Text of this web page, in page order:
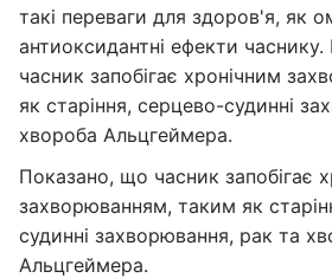
такі переваги для здоров'я, як
антиоксидантні ефекти
часник запобігає хронічним
як старіння, серцево-судинні
хвороба Альцгеймера.
Показано, що часник запобігає
захворюванням, таким як
судинні захворювання, рак та
Альцгеймера.